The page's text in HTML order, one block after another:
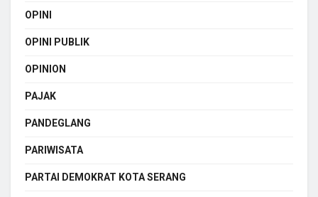
OPINI
OPINI PUBLIK
OPINION
PAJAK
PANDEGLANG
PARIWISATA
PARTAI DEMOKRAT KOTA SERANG